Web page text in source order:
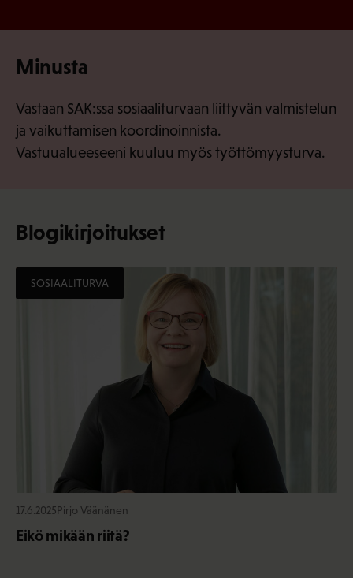
Minusta
Vastaan SAK:ssa sosiaaliturvaan liittyvän valmistelun
ja vaikuttamisen koordinoinnista.
Vastuualueeseeni kuuluu myös työttömyysturva.
Blogikirjoitukset
SOSIAALITURVA
17.6.2025Pirjo Väänänen
Eikö mikään riitä?